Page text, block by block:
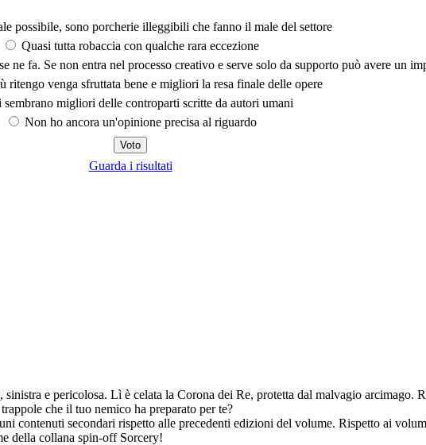
possibile, sono porcherie illeggibili che fanno il male del settore
Quasi tutta robaccia con qualche rara eccezione
ne fa. Se non entra nel processo creativo e serve solo da supporto può avere un
ritengo venga sfruttata bene e migliori la resa finale delle opere
sembrano migliori delle controparti scritte da autori umani
Non ho ancora un'opinione precisa al riguardo
Guarda i risultati
e pericolosa. Lì è celata la Corona dei Re, protetta dal malvagio arcimago.
che il tuo nemico ha preparato per te?
contenuti secondari rispetto alle precedenti edizioni del volume. Rispetto ai
della collana spin-off Sorcery!